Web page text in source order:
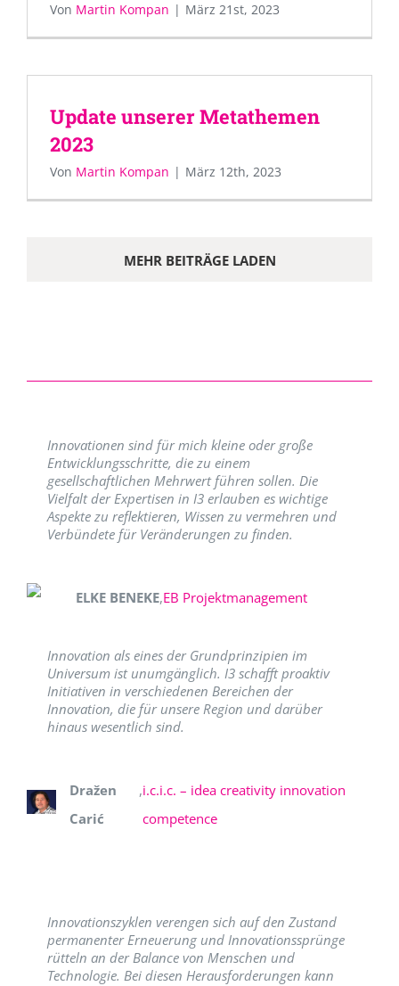
Von Martin Kompan | März 21st, 2023
Update unserer Metathemen
2023
Von Martin Kompan | März 12th, 2023
MEHR BEITRÄGE LADEN
Innovationen sind für mich kleine oder große
Entwicklungsschritte, die zu einem
gesellschaftlichen Mehrwert führen sollen. Die
Vielfalt der Expertisen in I3 erlauben es wichtige
Aspekte zu reflektieren, Wissen zu vermehren und
Verbündete für Veränderungen zu finden.
ELKE BENEKE,EB Projektmanagement
Innovation als eines der Grundprinzipien im
Universum ist unumgänglich. I3 schafft proaktiv
Initiativen in verschiedenen Bereichen der
Innovation, die für unsere Region und darüber
hinaus wesentlich sind.
Dražen
Carić
,i.c.i.c. – idea creativity innovation
competence
Innovationszyklen verengen sich auf den Zustand
permanenter Erneuerung und Innovationssprünge
rütteln an der Balance von Menschen und
Technologie. Bei diesen Herausforderungen kann